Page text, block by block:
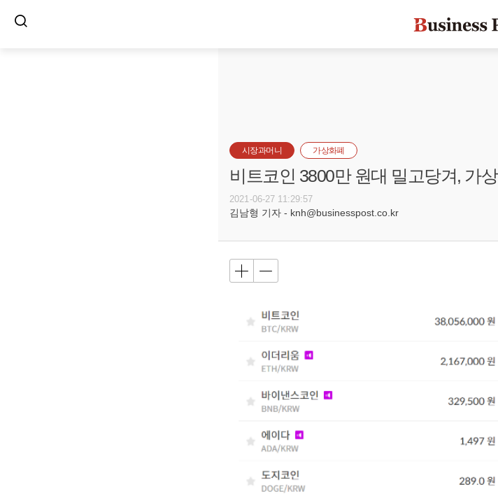
시장과머니 가상화폐
비트코인 3800만 원대 밀고당겨, 가
2021-06-27 11:29:57
김남형 기자 - knh@businesspost.co.kr